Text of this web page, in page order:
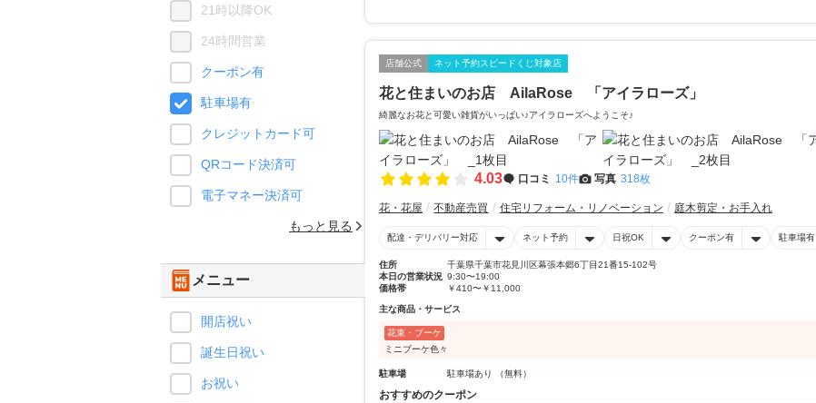
店舗公式 ネット予約スピードくじ対象店
花と住まいのお店 AilaRose 「アイラローズ」
綺麗なお花と可愛い雑貨がいっぱい♪アイラローズへようこそ♪
4.03 口コミ 10件 写真 318枚
花・花屋 不動産売買 住宅リフォーム・リノベーション 庭木剪定・お手入れ
配達・デリバリー対応 ネット予約 日祝OK クーポン有 駐車場有
住所
千葉県千葉市花見川区幕張本郷6丁目21番15-102号
本日の営業状況 9:30〜19:00
価格帯
￥410〜￥11,000
主な商品・サービス
花束・ブーケ
ミニブーケ色々
駐車場 駐車場あり （無料）
おすすめのクーポン
21時以降OK
24時間営業
クーポン有
駐車場有
クレジットカード可
QRコード決済可
電子マネー決済可
もっと見る
メニュー
開店祝い
誕生日祝い
お祝い